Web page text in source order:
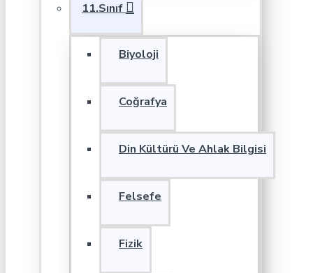
11.Sınıf
Biyoloji
Coğrafya
Din Kültürü Ve Ahlak Bilgisi
Felsefe
Fizik